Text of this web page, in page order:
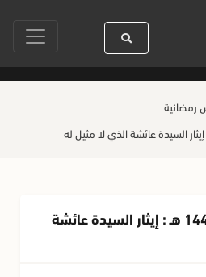
صلاة آخر أربعاء من صفر حياة
رمضانية
31- دروس رمضانية 1445 هـ : إيثار السيدة عائشة